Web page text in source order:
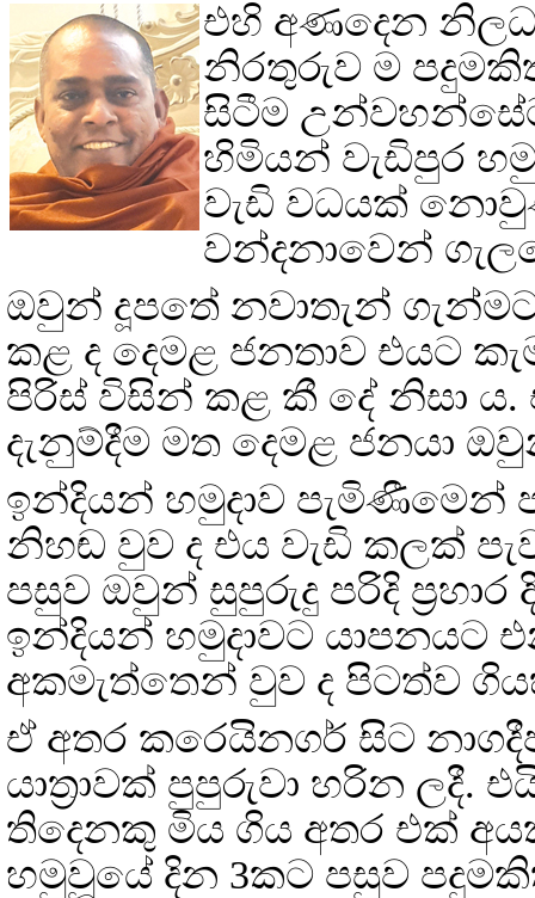
එහි අණදෙන
නිරතුරුව ම
සිටීම
හිමියන් වැඩිපුර
වැඩි වධයක්
වන්දනාවෙන්
ඔවුන් දූපතේ නවාතැන්
කළ ද දෙමළ ජනතාව එයට
පිරිස් විසින් කළ කී දේ නිසා
දැනුම්දීම මත දෙමළ ජනයා
ඉන්දියන් හමුදාව පැමිණීමෙන්
නිහඬ වුව ද එය වැඩි කලක්
පසුව ඔවුන් සුපුරුදු පරිදි
ඉන්දියන් හමුදාවට
අකමැත්තෙන් වුව ද පිටත්ව
ඒ අතර කරෙයිනගර් සිට
යාත්‍රාවක් පුපුරුවා හරින ලදී.
තිදෙනකු මිය ගිය අතර එක්
හමුවූයේ දින 3කට පසුව